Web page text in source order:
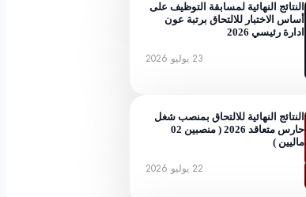
النتائج النهائية لمسابقة التوظيف على
أساس الاختبار للالتحاق برتبة عون
ادارة رئيسي 2026
23 يوليو 2026
النتائج النهائية للالتحاق بمنصب شغل
حارس متعاقد 2026 ( منصبين 02
ماليين )
22 يوليو 2026